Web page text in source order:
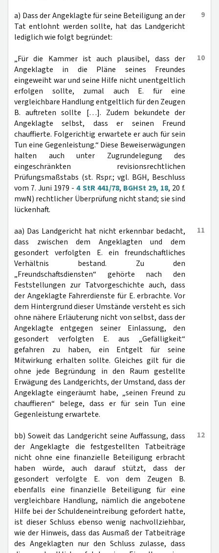
9
a) Dass der Angeklagte für seine Beteiligung an der
Tat entlohnt werden sollte, hat das Landgericht
lediglich wie folgt begründet:
10
„Für die Kammer ist auch plausibel, dass der
Angeklagte in die Pläne seines Freundes
eingeweiht war und seine Hilfe nicht unentgeltlich
erfolgen sollte, zumal auch E. für eine
vergleichbare Handlung entgeltlich für den Zeugen
B. auftreten sollte […]. Zudem bekundete der
Angeklagte selbst, dass er seinen Freund
chauffierte. Folgerichtig erwartete er auch für sein
Tun eine Gegenleistung.“ Diese Beweiserwägungen
halten auch unter Zugrundelegung des
eingeschränkten revisionsrechtlichen
Prüfungsmaßstabs (st. Rspr.; vgl. BGH, Beschluss
vom 7. Juni 1979 -4 StR 441/78, BGHSt 29, 18, 20 f.
mwN) rechtlicher Überprüfung nicht stand; sie sind
lückenhaft.
11
aa) Das Landgericht hat nicht erkennbar bedacht,
dass zwischen dem Angeklagten und dem
gesondert verfolgten E. ein freundschaftliches
Verhältnis bestand. Zu den
„Freundschaftsdiensten“ gehörte nach den
Feststellungen zur Tatvorgeschichte auch, dass
der Angeklagte Fahrerdienste für E. erbrachte. Vor
dem Hintergrund dieser Umstände versteht es sich
ohne nähere Erläuterung nicht von selbst, dass der
Angeklagte entgegen seiner Einlassung, den
gesondert verfolgten E. aus „Gefälligkeit“
gefahren zu haben, ein Entgelt für seine
Mitwirkung erhalten sollte. Gleiches gilt für die
ohne jede Begründung in den Raum gestellte
Erwägung des Landgerichts, der Umstand, dass der
Angeklagte eingeräumt habe, „seinen Freund zu
chauffieren“ belege, dass er für sein Tun eine
Gegenleistung erwartete.
12
bb) Soweit das Landgericht seine Auffassung, dass
der Angeklagte die festgestellten Tatbeiträge
nicht ohne eine finanzielle Beteiligung erbracht
haben würde, auch darauf stützt, dass der
gesondert verfolgte E. von dem Zeugen B.
ebenfalls eine finanzielle Beteiligung für eine
vergleichbare Handlung, nämlich die angebotene
Hilfe bei der Schuldeneintreibung gefordert hatte,
ist dieser Schluss ebenso wenig nachvollziehbar,
wie der Hinweis, dass das Ausmaß der Tatbeiträge
des Angeklagten nur den Schluss zulasse, dass